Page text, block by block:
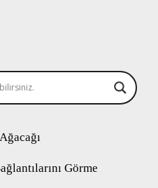
Görme